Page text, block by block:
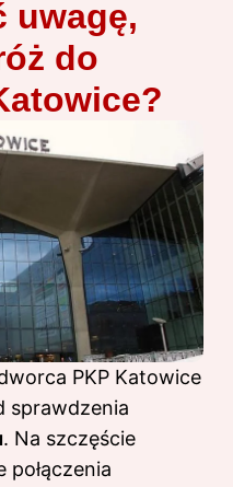
uwagę,
do
PKP Katowice
sprawdzenia
. Na szczęście